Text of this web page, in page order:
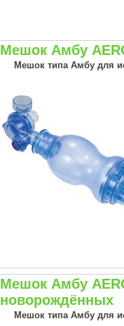
Мешок Амбу
Мешок типа Амбу для
Мешок Амбу
новорождённых
Мешок типа Амбу для